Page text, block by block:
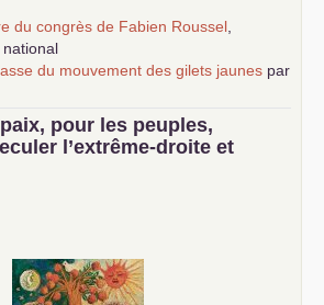
du congrès de Fabien Roussel
du mouvement des gilets jaunes par
Delaunay
le marxisme est la
temps
aux partis communistes et ouvrier
pour les peuples,
l’extrême-droite et